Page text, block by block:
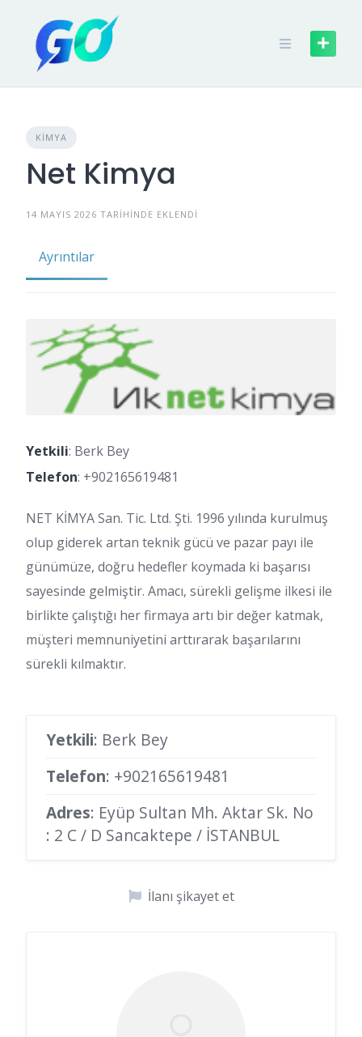
KIMYA
Net Kimya
14 MAYIS 2026 TARIHINDE EKLENDI
Ayrıntılar
Yetkili: Berk Bey
Telefon: +902165619481
NET KİMYA San. Tic. Ltd. Şti. 1996 yılında kurulmuş
olup giderek artan teknik gücü ve pazar payı ile
günümüze, doğru hedefler koymada ki başarısı
sayesinde gelmiştir. Amacı, sürekli gelişme ilkesi ile
birlikte çalıştığı her firmaya artı bir değer katmak,
müşteri memnuniyetini arttırarak başarılarını
sürekli kılmaktır.
Yetkili: Berk Bey
Telefon: +902165619481
Adres: Eyüp Sultan Mh. Aktar Sk. No
: 2 C / D Sancaktepe / İSTANBUL
İlanı şikayet et